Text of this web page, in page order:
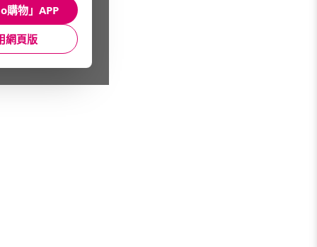
館長推薦 月銷量
購物」APP
網頁版